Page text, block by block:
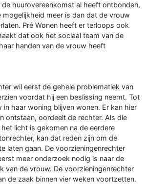
huurovereenkomst al heeft ontbonden,
mogelijkheid meer is dan dat de vrouw
Pré Wonen heeft er terloops ook
dat ook het sociaal team van de
handen van de vrouw heeft
wil eerst de gehele problematiek van
voordat hij een beslissing neemt. Tot
haar woning blijven wonen. Er kan hier
ontstaan, oordeelt de rechter. Als die
licht is gekomen na de eerdere
kan dat reden zijn om de
laten gaan. De voorzieningenrechter
meer onderzoek nodig is naar de
van de vrouw. De voorzieningenrechter
de zaak binnen vier weken voortzetten.